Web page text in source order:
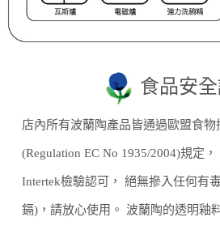
食品安
店內所有波蘭陶產品皆通過歐盟食
(Regulation EC No 1935/2004)規定
Intertek檢驗認可， 絕無摻入任何有
鎘)，請放心使用。 波蘭陶的透明釉